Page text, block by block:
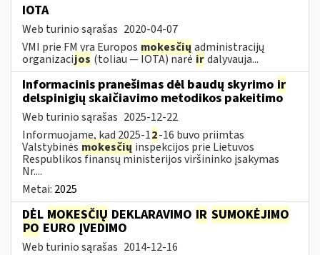
IOTA
Web turinio sąrašas 2020-04-07
VMI prie FM yra Europos mokesčių administracijų
organizacijos (toliau — IOTA) narė irdalyvauja...
Informacinis pranešimas dėl baudų skyrimo ir
delspinigių skaičiavimo metodikos pakeitimo
Web turinio sąrašas 2025-12-22
Informuojame, kad 2025-12-16 buvo priimtas
Valstybinės mokesčių inspekcijos prie Lietuvos
Respublikos finansų ministerijos viršininko įsakymas
Nr....
Metai: 2025
DĖL MOKESČIŲ DEKLARAVIMO IR SUMOKĖJIMO
PO EURO ĮVEDIMO
Web turinio sąrašas 2014-12-16